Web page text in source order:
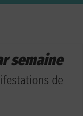
semaine
de